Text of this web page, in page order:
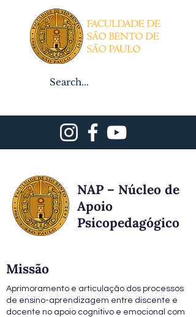
NAP – Núcleo de
Apoio
Psicopedagógico
Missão
Aprimoramento e articulação dos processos
de ensino-aprendizagem entre discente e
docente no apoio cognitivo e emocional com